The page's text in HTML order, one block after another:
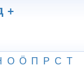
+
О Ӧ П Р С Т